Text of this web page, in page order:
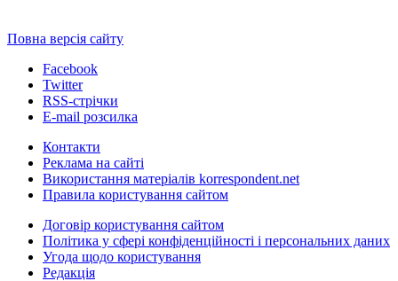
Повна версія сайту
Facebook
Twitter
RSS-стрічки
E-mail розсилка
Контакти
Реклама на сайті
Використання матеріалів korrespondent.net
Правила користування сайтом
Договір користування сайтом
Політика у сфері конфіденційності і персональних даних
Угода щодо користування
Редакція